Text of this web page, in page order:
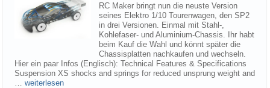
RC Maker bringt nun die neuste Version
seines Elektro 1/10 Tourenwagen, den SP2
in drei Versionen. Einmal mit Stahl-,
Kohlefaser- und Aluminium-Chassis. Ihr habt
beim Kauf die Wahl und könnt später die
Chassisplatten nachkaufen und wechseln.
Hier ein paar Infos (Englisch): Technical Features & Specifications
Suspension XS shocks and springs for reduced unsprung weight and
weiterlesen